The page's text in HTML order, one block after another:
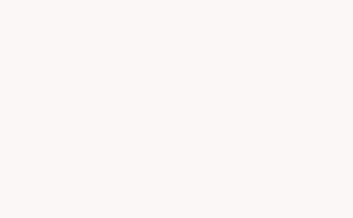
ュレーション